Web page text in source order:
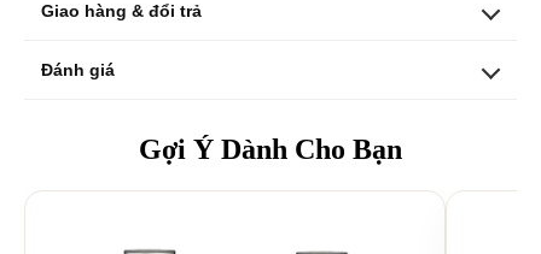
Giao hàng & đổi trả
Đánh giá
Gợi Ý Dành Cho Bạn